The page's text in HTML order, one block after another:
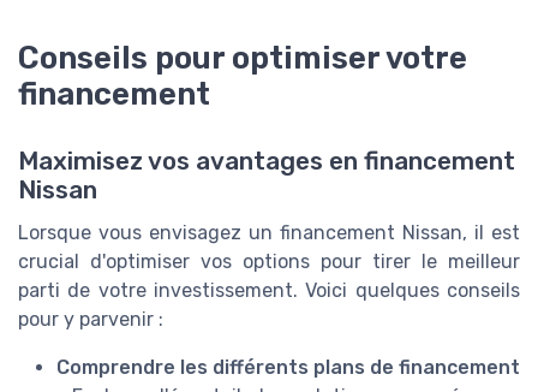
Conseils pour optimiser votre
financement
Maximisez vos avantages en financement
Nissan
Lorsque vous envisagez un financement Nissan, il est
crucial d'optimiser vos options pour tirer le meilleur
parti de votre investissement. Voici quelques conseils
pour y parvenir :
Comprendre les différents plans de financement